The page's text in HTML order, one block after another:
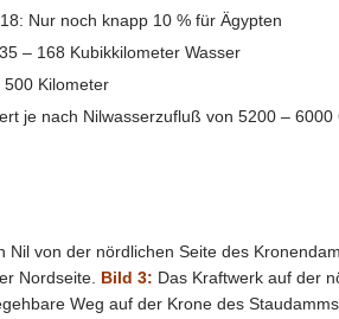
Nur noch knapp 10 % für Ägypten
– 168 Kubikkilometer Wasser
Kilometer
je nach Nilwasserzufluß von 5200 –
Nil von der nördlichen Seite des
Nordseite. Bild 3: Das Kraftwerk auf der
Weg auf der Krone des